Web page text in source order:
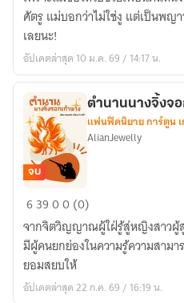
ศัตรู แม่บอกว่าไม่ใช่งู แต่เป็นพ
เลยนะ!
อัปเดตล่าสุด 10 ม.ค. 69 / 14:17 น.
ตำนาน
นาง
จิ้งจอก
เก้า
หาง
จบ
ตำนานนางจิ้งจอ
แฟนฟิคนิยาย การ์ตูน
AlianJewelly
63900 (0)
จากจิตวิญญาณผู้ใฝ่รู้สู่หญิงสาวผู้
มีผู้คนยกย่องในความรู้ความสามา
ยอมสยบให้
อัปเดตล่าสุด 22 ก.ค. 69 / 16:19 น.